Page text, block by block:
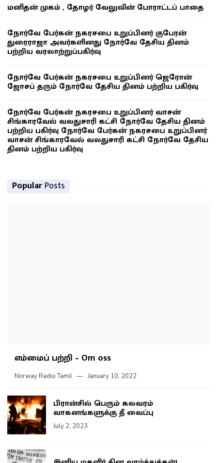
மனிதன் முகம் , தோழர் வேலுவின் போராட்டப் பாதை
நோர்வே பேர்கன் நகரசபை உறுப்பினர் குபேரன்
துரைராஜா அவர்களினது நோர்வே தேசிய தினம்
பற்றிய வரலாற்றுப்பகிர்வு
நோர்வே பேர்கன் நகரசபை உறுப்பினர் ஜெரோன்
ஜோசப் தரும் நோர்வே தேசிய தினம் பற்றிய பகிர்வு
நோர்வே பேர்கன் நகரசபை உறுப்பினர் வாசன்
சிங்காரவேல் வலதுசாரி கட்சி நோர்வே தேசிய தினம்
பற்றிய பகிர்வு நோர்வே பேர்கன் நகரசபை உறுப்பினர்
வாசன் சிங்காரவேல் வலதுசாரி கட்சி நோர்வே தேசிய
தினம் பற்றிய பகிர்வு
Popular Posts
எம்மைப் பற்றி – Om oss
Norway Radio Tamil January 10, 2022
பிரான்சில் பெரும் கலவரம்
வாகனங்களுக்கு தீ வைப்பு
July 2, 2023